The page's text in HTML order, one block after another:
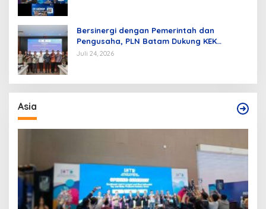
Bersinergi dengan Pemerintah dan
Pengusaha, PLN Batam Dukung KEK
Tanjung Sauh sebagai Hub Energi Baru
Juli 24, 2026
Asia